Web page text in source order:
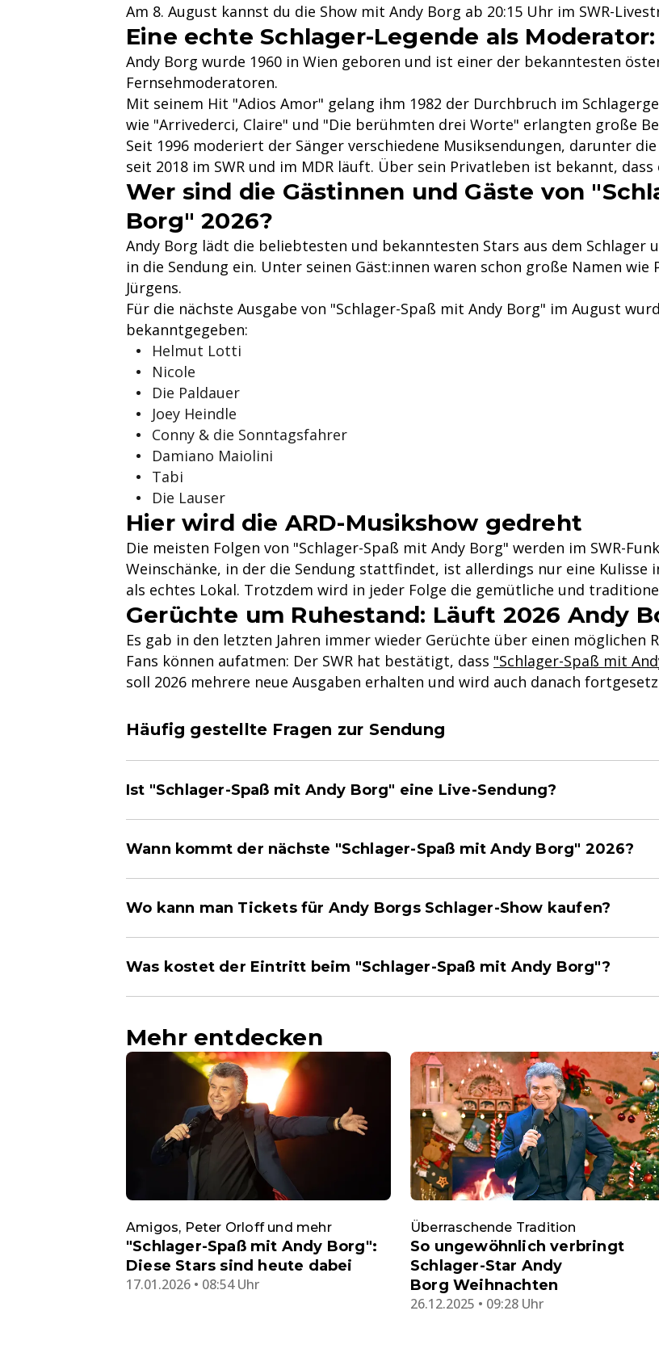
Am 8. August kannst du die Show mit Andy Borg ab 20:15 Uhr im SWR-
Eine echte Schlager-Legende als
Andy Borg wurde 1960 in Wien geboren und ist einer der bekanntesten
Fernsehmoderatoren.
Mit seinem Hit "Adios Amor" gelang ihm 1982 der Durchbruch im
wie "Arrivederci, Claire" und "Die berühmten drei Worte" erlangten große
Seit 1996 moderiert der Sänger verschiedene Musiksendungen, darunter
seit 2018 im SWR und im MDR läuft. Über sein Privatleben ist bekannt,
Wer sind die Gästinnen und Gäste von
Borg" 2026?
Andy Borg lädt die beliebtesten und bekanntesten Stars aus dem Schlager
in die Sendung ein. Unter seinen Gäst:innen waren schon große Namen wie
Jürgens.
Für die nächste Ausgabe von "Schlager-Spaß mit Andy Borg" im August
bekanntgegeben:
Helmut Lotti
Nicole
Die Paldauer
Joey Heindle
Conny & die Sonntagsfahrer
Damiano Maiolini
Tabi
Die Lauser
Hier wird die ARD-Musikshow gedreht
Die meisten Folgen von "Schlager-Spaß mit Andy Borg" werden im SWR-
Weinschänke, in der die Sendung stattfindet, ist allerdings nur eine
als echtes Lokal. Trotzdem wird in jeder Folge die gemütliche und
Gerüchte um Ruhestand: Läuft 2026 Andy
Es gab in den letzten Jahren immer wieder Gerüchte über einen möglichen
Fans können aufatmen: Der SWR hat bestätigt, dass "Schlager-Spaß mit
soll 2026 mehrere neue Ausgaben erhalten und wird auch danach
Häufig gestellte Fragen zur Sendung
Ist "Schlager-Spaß mit Andy Borg" eine Live-Sendung?
Wann kommt der nächste "Schlager-Spaß mit Andy Borg" 2026?
Wo kann man Tickets für Andy Borgs Schlager-Show kaufen?
Was kostet der Eintritt beim "Schlager-Spaß mit Andy Borg"?
Mehr entdecken
Amigos, Peter Orloff und mehr
"Schlager-Spaß mit Andy Borg":
Diese Stars sind heute dabei
17.01.2026 • 08:54 Uhr
Überraschende Tradition
So ungewöhnlich verbringt
Schlager-Star Andy
Borg Weihnachten
26.12.2025 • 09:28 Uhr